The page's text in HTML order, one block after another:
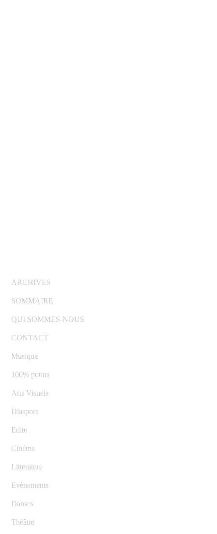
ARCHIVES
SOMMAIRE
QUI SOMMES-NOUS
CONTACT
Musique
100% potins
Arts Visuels
Diaspora
Edito
Cinéma
Litterature
Evènements
Danses
Théâtre